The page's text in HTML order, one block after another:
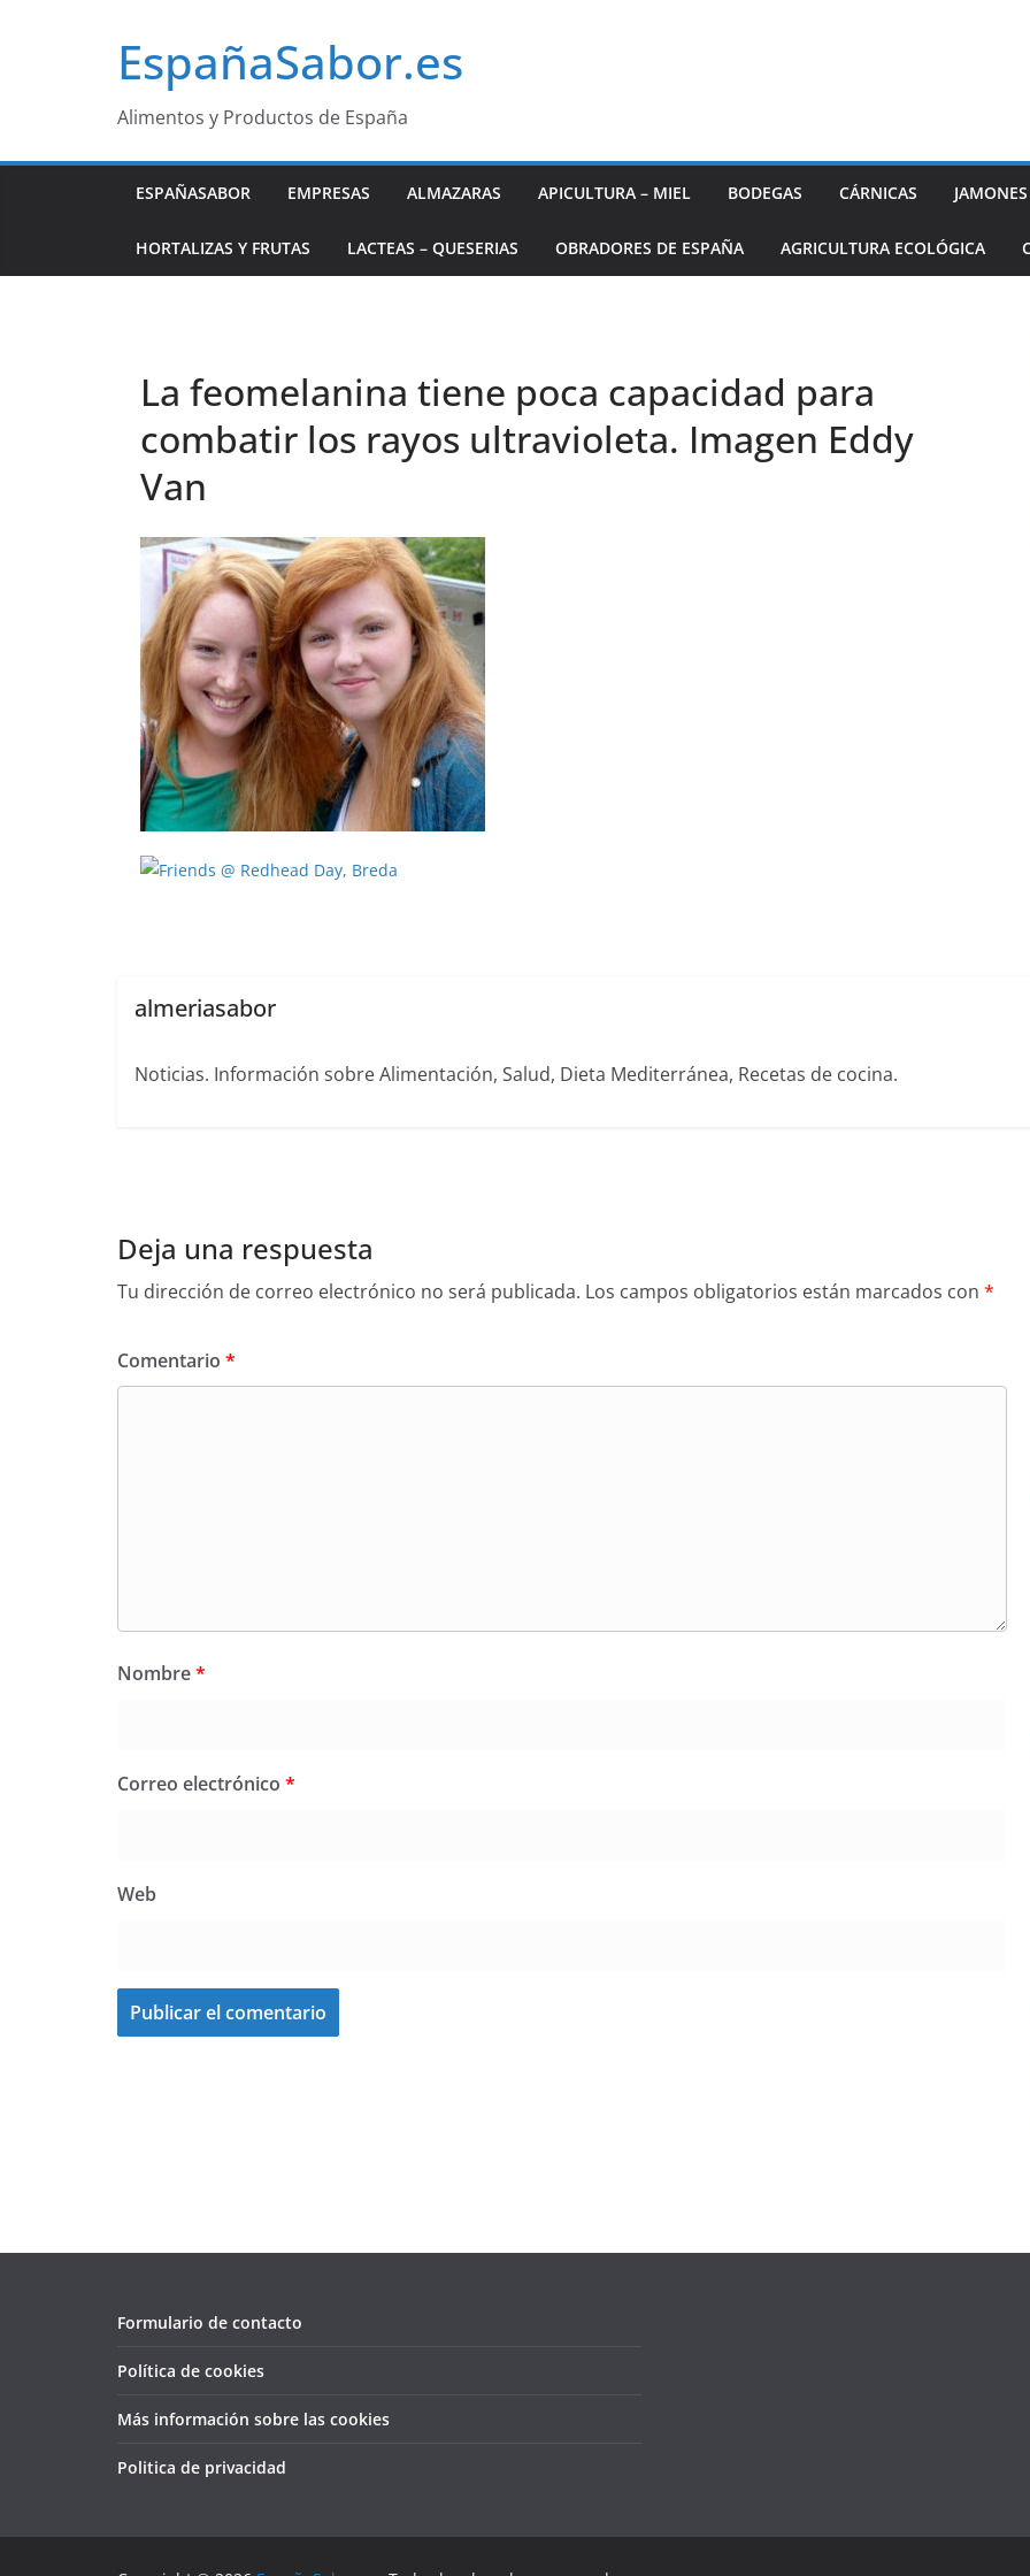
EspañaSabor.es
Alimentos y Productos de España
ESPAÑASABOR EMPRESAS ALMAZARAS APICULTURA – MIEL BODEGAS CÁRNICAS
HORTALIZAS Y FRUTAS LACTEAS – QUESERIAS OBRADORES DE ESPAÑA AGRICULTURA ECOLÓGICA
La feomelanina tiene poca capacidad para
combatir los rayos ultravioleta. Imagen Eddy
Van
almeriasabor
Noticias. Información sobre Alimentación, Salud, Dieta Mediterránea, Recetas de cocina.
Deja una respuesta
Tu dirección de correo electrónico no será publicada. Los campos obligatorios están marcados con *
Comentario *
Nombre*
Correo electrónico *
Web
Formulario de contacto
Política de cookies
Más información sobre las cookies
Politica de privacidad